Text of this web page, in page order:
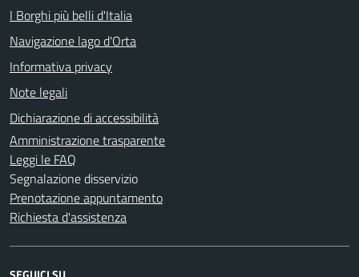
I Borghi più belli d'Italia
Navigazione lago d'Orta
Informativa privacy
Note legali
Dichiarazione di accessibilità
Amministrazione trasparente
Leggi le FAQ
Segnalazione disservizio
Prenotazione appuntamento
Richiesta d'assistenza